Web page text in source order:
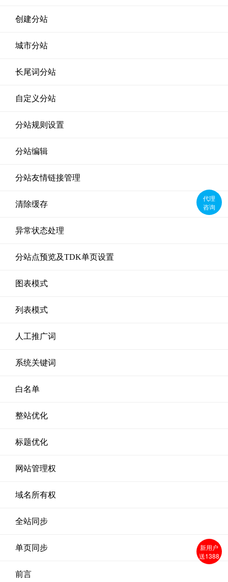
创建分站
城市分站
长尾词分站
自定义分站
分站规则设置
分站编辑
分站友情链接管理
清除缓存
异常状态处理
分站点预览及TDK单页设置
图表模式
列表模式
人工推广词
系统关键词
白名单
整站优化
标题优化
网站管理权
域名所有权
全站同步
单页同步
前言
代理
咨询
新用户
送1388